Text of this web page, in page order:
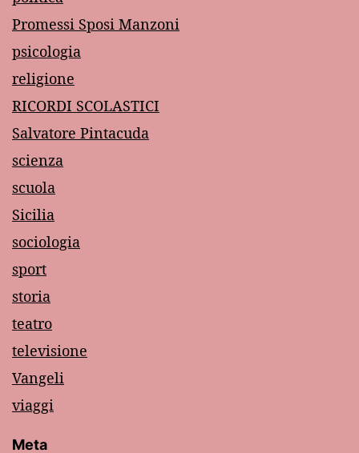
Promessi Sposi Manzoni
psicologia
religione
RICORDI SCOLASTICI
Salvatore Pintacuda
scienza
scuola
Sicilia
sociologia
sport
storia
teatro
televisione
Vangeli
viaggi
Meta